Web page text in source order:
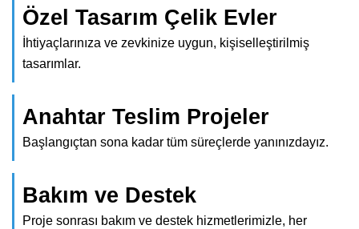
Özel Tasarım Çelik Evler
İhtiyaçlarınıza ve zevkinize uygun, kişiselleştirilmiş
tasarımlar.
Anahtar Teslim Projeler
Başlangıçtan sona kadar tüm süreçlerde yanınızdayız.
Bakım ve Destek
Proje sonrası bakım ve destek hizmetlerimizle, her